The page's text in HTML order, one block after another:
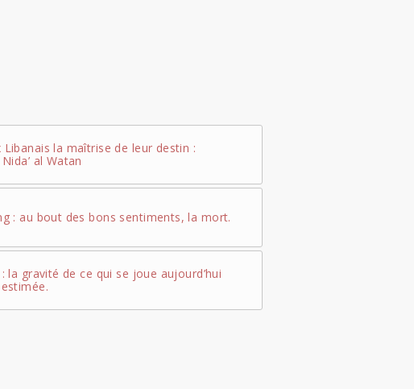
Libanais la maîtrise de leur destin :
al Watan
: au bout des bons sentiments, la mort.
la gravité de ce qui se joue aujourd’hui